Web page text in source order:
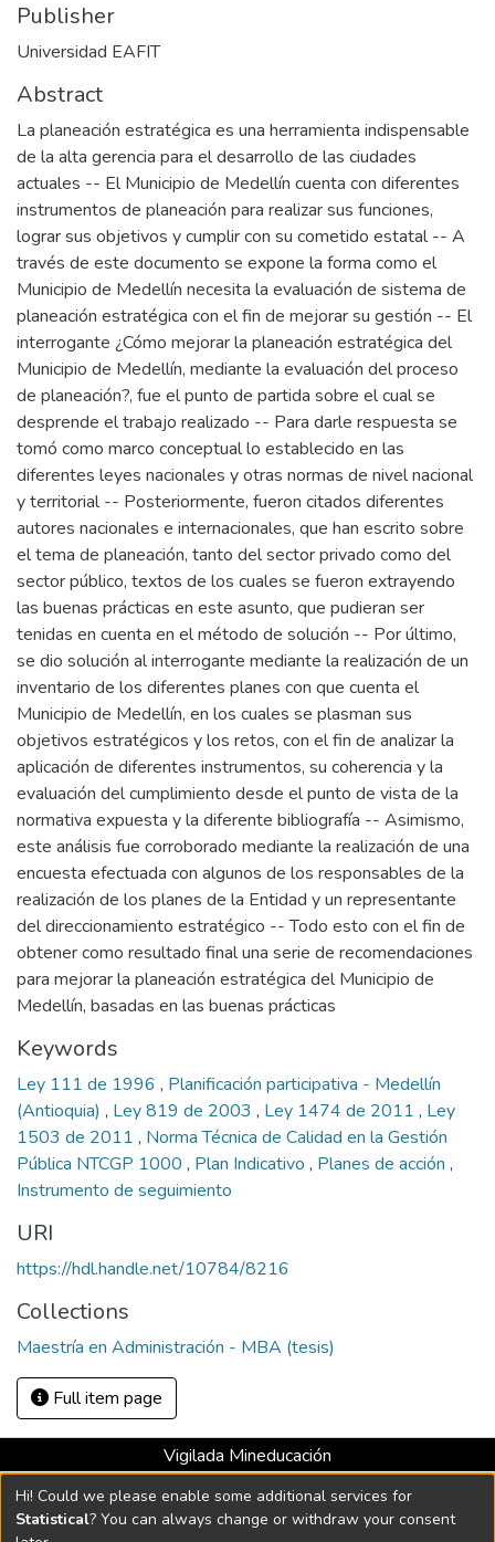
Publisher
Universidad EAFIT
Abstract
La planeación estratégica es una herramienta indispensable
de la alta gerencia para el desarrollo de las ciudades
actuales -- El Municipio de Medellín cuenta con diferentes
instrumentos de planeación para realizar sus funciones,
lograr sus objetivos y cumplir con su cometido estatal -- A
través de este documento se expone la forma como el
Municipio de Medellín necesita la evaluación de sistema de
planeación estratégica con el fin de mejorar su gestión -- El
interrogante ¿Cómo mejorar la planeación estratégica del
Municipio de Medellín, mediante la evaluación del proceso
de planeación?, fue el punto de partida sobre el cual se
desprende el trabajo realizado -- Para darle respuesta se
tomó como marco conceptual lo establecido en las
diferentes leyes nacionales y otras normas de nivel nacional
y territorial -- Posteriormente, fueron citados diferentes
autores nacionales e internacionales, que han escrito sobre
el tema de planeación, tanto del sector privado como del
sector público, textos de los cuales se fueron extrayendo
las buenas prácticas en este asunto, que pudieran ser
tenidas en cuenta en el método de solución -- Por último,
se dio solución al interrogante mediante la realización de un
inventario de los diferentes planes con que cuenta el
Municipio de Medellín, en los cuales se plasman sus
objetivos estratégicos y los retos, con el fin de analizar la
aplicación de diferentes instrumentos, su coherencia y la
evaluación del cumplimiento desde el punto de vista de la
normativa expuesta y la diferente bibliografía -- Asimismo,
este análisis fue corroborado mediante la realización de una
encuesta efectuada con algunos de los responsables de la
realización de los planes de la Entidad y un representante
del direccionamiento estratégico -- Todo esto con el fin de
obtener como resultado final una serie de recomendaciones
para mejorar la planeación estratégica del Municipio de
Medellín, basadas en las buenas prácticas
Keywords
Ley 111 de 1996 , Planificación participativa - Medellín
(Antioquia) , Ley 819 de 2003 , Ley 1474 de 2011 , Ley
1503 de 2011 , Norma Técnica de Calidad en la Gestión
Pública NTCGP 1000 , Plan Indicativo , Planes de acción ,
Instrumento de seguimiento
URI
https://hdl.handle.net/10784/8216
Collections
Maestría en Administración - MBA (tesis)
Full item page
Vigilada Mineducación
Universidad con Acreditación Institucional hasta 2026 -
Resolución MEN 2158 de 2018
Hi! Could we please enable some additional services for
Statistical? You can always change or withdraw your consent